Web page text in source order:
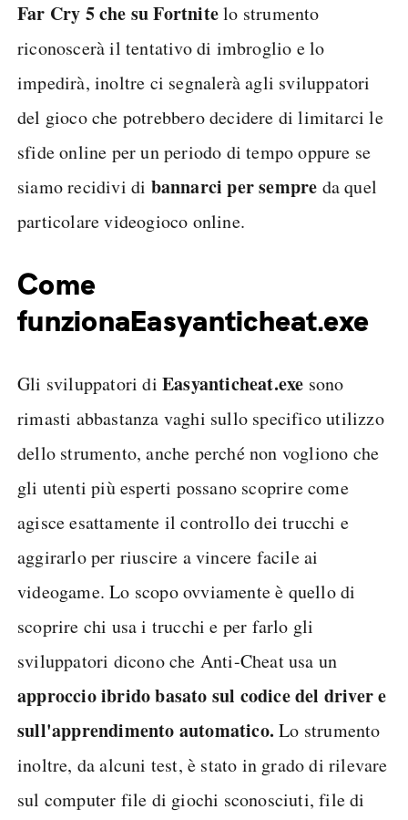
Far Cry 5 che su Fortnitelo strumento
riconoscerà il tentativo di imbroglio e lo
impedirà, inoltre ci segnalerà agli sviluppatori
del gioco che potrebbero decidere di limitarci le
sfide online per un periodo di tempo oppure se
siamo recidivi di bannarci per sempre da quel
particolare videogioco online.
Come
funzionaEasyanticheat.exe
Gli sviluppatori di Easyanticheat.exe sono
rimasti abbastanza vaghi sullo specifico utilizzo
dello strumento, anche perché non vogliono che
gli utenti più esperti possano scoprire come
agisce esattamente il controllo dei trucchi e
aggirarlo per riuscire a vincere facile ai
videogame. Lo scopo ovviamente è quello di
scoprire chi usa i trucchi e per farlo gli
sviluppatori dicono che Anti-Cheat usa un
approccio ibrido basato sul codice del driver e
sull'apprendimento automatico.Lo strumento
inoltre, da alcuni test, è stato in grado di rilevare
sul computer file di giochi sconosciuti, file di